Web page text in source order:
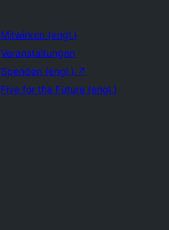
Mitwirken (engl.)
Veranstaltungen
Spenden (engl.) ↗
Five for the Future (engl.)